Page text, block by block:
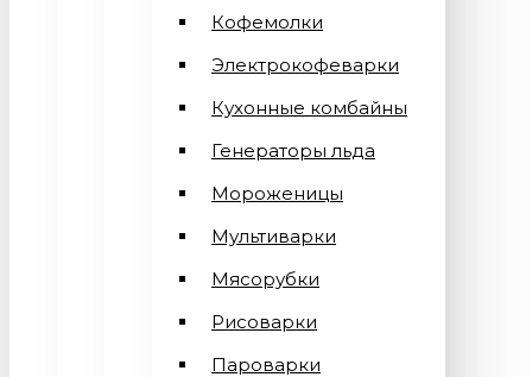
Кофемолки
Электрокофеварки
Кухонные комбайны
Генераторы льда
Мороженицы
Мультиварки
Мясорубки
Рисоварки
Пароварки